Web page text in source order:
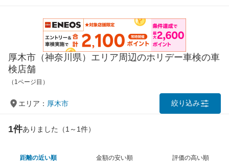
厚木市（神奈川県）エリア周辺のホリデー車検の車
検店舗
（1ページ目）
エリア： 厚木市 絞り込み
1件ありました（1～1件）
距離の近い順 金額の安い順 評価の高い順